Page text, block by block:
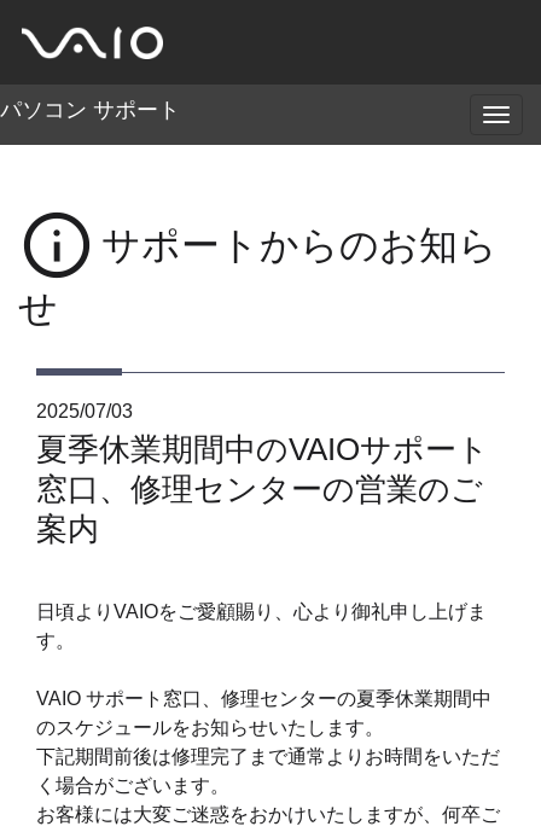
メ
ニ
パソコン サポート
info サポートからのお知ら
せ
2025/07/03
夏季休業期間中のVAIOサポート
窓口、修理センターの営業のご
案内
日頃よりVAIOをご愛顧賜り、心より御礼申し上げま
す。
VAIO サポート窓口、修理センターの夏季休業期間中
のスケジュールをお知らせいたします。
下記期間前後は修理完了まで通常よりお時間をいただ
く場合がございます。
お客様には大変ご迷惑をおかけいたしますが、何卒ご